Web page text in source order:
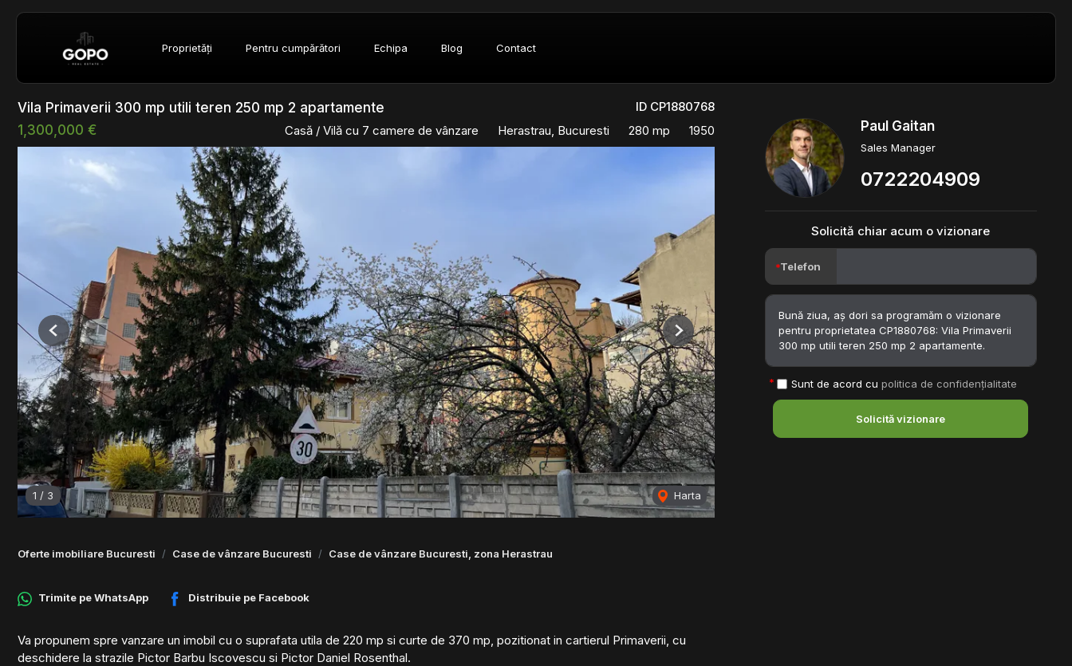
Proprietăți Pentru cumpărători Echipa Blog Contact
ID CP1880768
Vila Primaverii 300 mp utili teren 250 mp 2 apartamente
1,300,000 €
Casă / Vilă cu 7 camere de vânzare Herastrau, Bucuresti 280 mp 1950
1 / 3 Harta
Previous Next
Oferte imobiliare Bucuresti Case de vânzare Bucuresti Case de vânzare Bucuresti, zona Herastrau
Trimite peWhatsApp Distribuie pe Facebook
Va propunem spre vanzare un imobil cu o suprafata utila de 220 mp si curte de 370 mp, pozitionat in cartierul Primaverii, cu
deschidere la strazile Pictor Barbu Iscovescu si Pictor Daniel Rosenthal.
Paul Gaitan
Sales Manager
0722204909
Solicită chiar acum o vizionare
Telefon
Sunt de acord cu politica de confidențialitate
Solicită vizionare